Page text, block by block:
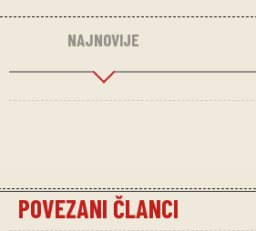
NAJNOVIJE
POVEZANI ČLANCI